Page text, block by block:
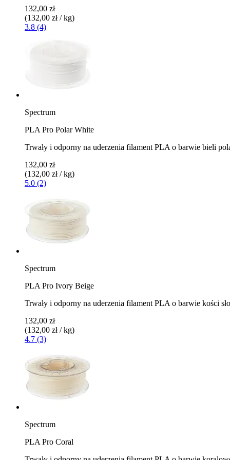
132,00 zł
(132,00 zł / kg)
3.8 (4)
Spectrum
PLA Pro Polar White
Trwały i odporny na uderzenia filament PLA o barwie bieli
132,00 zł
(132,00 zł / kg)
5.0 (2)
Spectrum
PLA Pro Ivory Beige
Trwały i odporny na uderzenia filament PLA o barwie kości
132,00 zł
(132,00 zł / kg)
4.7 (3)
Spectrum
PLA Pro Coral